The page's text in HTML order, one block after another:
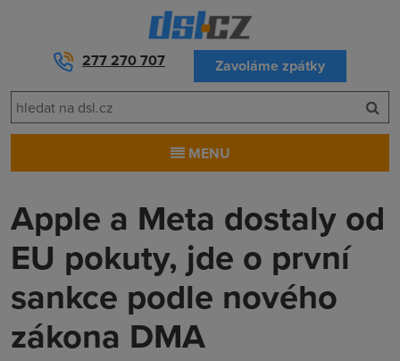
277 270 707 Zavoláme zpátky
MENU
Apple a Meta dostaly od
EU pokuty, jde o první
sankce podle nového
zákona DMA